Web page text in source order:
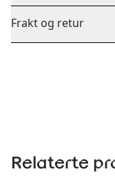
Frakt og retur
Relaterte